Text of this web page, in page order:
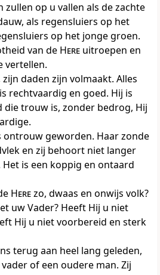
zullen op u vallen als de zachte
als regensluiers op het
op het jonge groen.
van de Hereuitroepen en
vertellen.
zijn daden zijn volmaakt. Alles
rechtvaardig en goed. Hij is
die trouw is, zonder bedrog, Hij
ontrouw geworden. Haar zonde
en zij behoort niet langer
Het is een koppig en ontaard
Herezo, dwaas en onwijs volk?
uw Vader? Heeft Hij u niet
Hij u niet voorbereid en sterk
terug aan heel lang geleden,
of een oudere man. Zij